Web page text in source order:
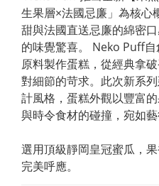
生果層×法國忌廉」為核心
甜與法國直送忌廉的綿密
的味覺驚喜。 Neko Puff
原料製作蛋糕，從經典拿
對細節的苛求。此次新系
計風格，蛋糕外觀以豐富
與時令食材的碰撞，宛如藝
選用頂級靜岡皇冠蜜瓜，
完美呼應。